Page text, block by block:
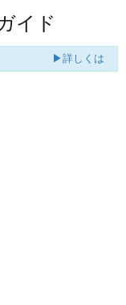
イド
▶詳しくは